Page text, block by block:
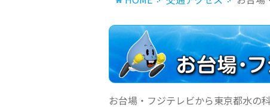
お台場・フジテレビから東京都水の